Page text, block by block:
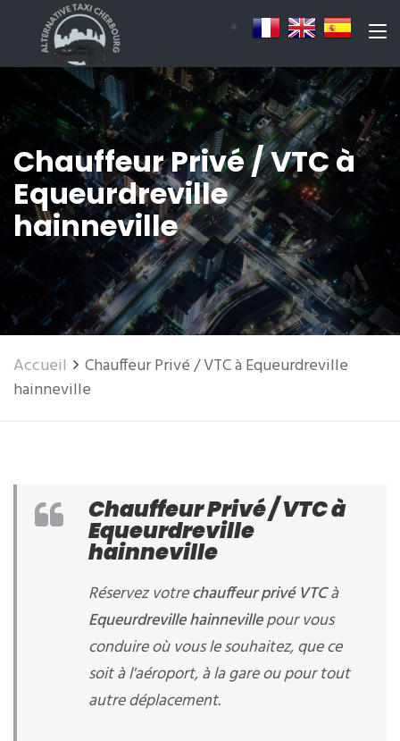
Chauffeur Privé / VTC à
Equeurdreville
hainneville
Accueil
Chauffeur Privé / VTC à Equeurdreville
hainneville
Chauffeur Privé / VTC à
Equeurdreville
hainneville
Réservez votrechauffeur privé VTCà
Equeurdreville hainnevillepour vous
conduire où vous le souhaitez, que ce
soit à l'aéroport, à la gare ou pour tout
autre déplacement.